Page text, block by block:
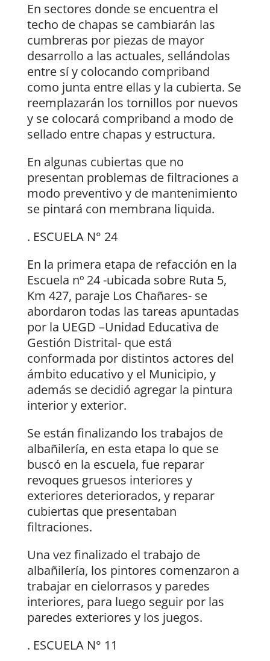
En sectores donde se encuentra el
techo de chapas se cambiarán las
cumbreras por piezas de mayor
desarrollo a las actuales, sellándolas
entre sí y colocando compriband
como junta entre ellas y la cubierta. Se
reemplazarán los tornillos por nuevos
y se colocará compriband a modo de
sellado entre chapas y estructura.
En algunas cubiertas que no
presentan problemas de filtraciones a
modo preventivo y de mantenimiento
se pintará con membrana liquida.
. ESCUELA N° 24
En la primera etapa de refacción en la
Escuela nº 24 -ubicada sobre Ruta 5,
Km 427, paraje Los Chañares- se
abordaron todas las tareas apuntadas
por la UEGD –Unidad Educativa de
Gestión Distrital- que está
conformada por distintos actores del
ámbito educativo y el Municipio, y
además se decidió agregar la pintura
interior y exterior.
Se están finalizando los trabajos de
albañilería, en esta etapa lo que se
buscó en la escuela, fue reparar
revoques gruesos interiores y
exteriores deteriorados, y reparar
cubiertas que presentaban
filtraciones.
Una vez finalizado el trabajo de
albañilería, los pintores comenzaron a
trabajar en cielorrasos y paredes
interiores, para luego seguir por las
paredes exteriores y los juegos.
. ESCUELA N° 11